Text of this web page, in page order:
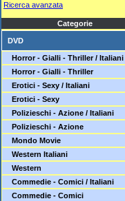
Ricerca avanzata
Categorie
DVD
Horror - Gialli - Thriller / Italiani
Horror - Gialli - Thriller
Erotici - Sexy / Italiani
Erotici - Sexy
Polizieschi - Azione / Italiani
Polizieschi - Azione
Mondo Movie
Western Italiani
Western
Commedie - Comici / Italiani
Commedie - Comici